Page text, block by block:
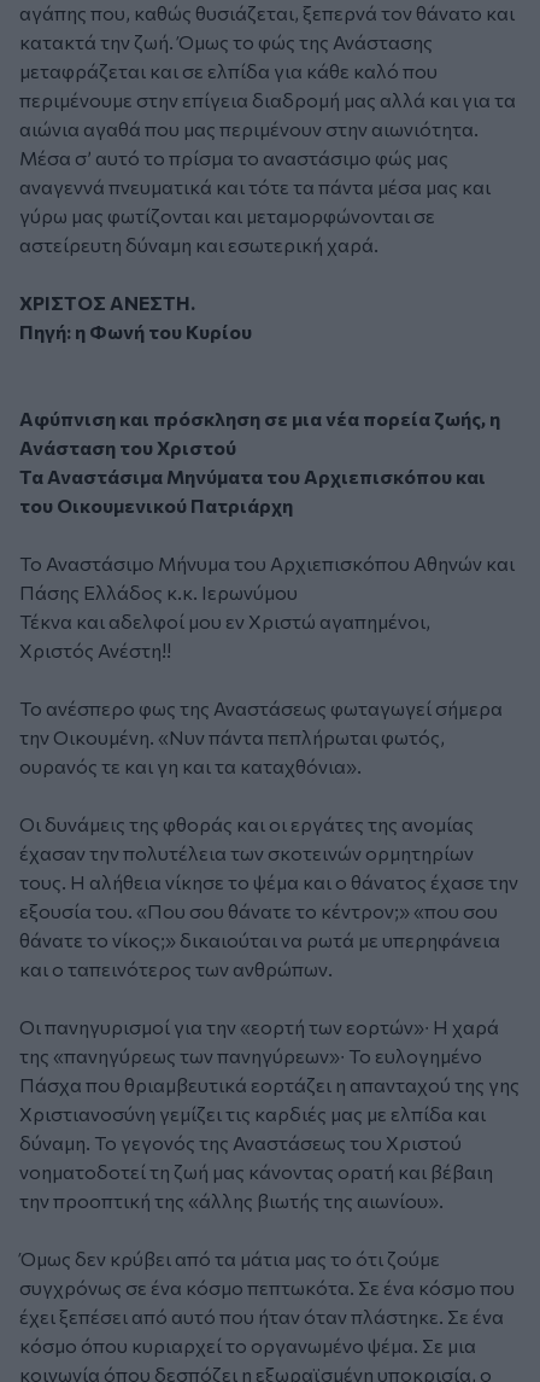
αγάπης που, καθώς θυσιάζεται, ξεπερνά τον θάνατο και
κατακτά την ζωή. Όμως το φώς της Ανάστασης
μεταφράζεται και σε ελπίδα για κάθε καλό που
περιμένουμε στην επίγεια διαδρομή μας αλλά και για τα
αιώνια αγαθά που μας περιμένουν στην αιωνιότητα.
Μέσα σ’ αυτό το πρίσμα το αναστάσιμο φώς μας
αναγεννά πνευματικά και τότε τα πάντα μέσα μας και
γύρω μας φωτίζονται και μεταμορφώνονται σε
αστείρευτη δύναμη και εσωτερική χαρά.
ΧΡΙΣΤΟΣ ΑΝΕΣΤΗ.
Πηγή: η Φωνή του Κυρίου
Αφύπνιση και πρόσκληση σε μια νέα πορεία ζωής, η
Ανάσταση του Χριστού
Τα Αναστάσιμα Μηνύματα του Αρχιεπισκόπου και
του Οικουμενικού Πατριάρχη
Το Αναστάσιμο Μήνυμα του Αρχιεπισκόπου Αθηνών και
Πάσης Ελλάδος κ.κ. Ιερωνύμου
Τέκνα και αδελφοί μου εν Χριστώ αγαπημένοι,
Χριστός Ανέστη!!
Το ανέσπερο φως της Αναστάσεως φωταγωγεί σήμερα
την Οικουμένη. «Νυν πάντα πεπλήρωται φωτός,
ουρανός τε και γη και τα καταχθόνια».
Οι δυνάμεις της φθοράς και οι εργάτες της ανομίας
έχασαν την πολυτέλεια των σκοτεινών ορμητηρίων
τους. Η αλήθεια νίκησε το ψέμα και ο θάνατος έχασε την
εξουσία του. «Που σου θάνατε το κέντρον;» «που σου
θάνατε το νίκος;» δικαιούται να ρωτά με υπερηφάνεια
και ο ταπεινότερος των ανθρώπων.
Οι πανηγυρισμοί για την «εορτή των εορτών»∙ Η χαρά
της «πανηγύρεως των πανηγύρεων»∙ Το ευλογημένο
Πάσχα που θριαμβευτικά εορτάζει η απανταχού της γης
Χριστιανοσύνη γεμίζει τις καρδιές μας με ελπίδα και
δύναμη. Το γεγονός της Αναστάσεως του Χριστού
νοηματοδοτεί τη ζωή μας κάνοντας ορατή και βέβαιη
την προοπτική της «άλλης βιωτής της αιωνίου».
Όμως δεν κρύβει από τα μάτια μας το ότι ζούμε
συγχρόνως σε ένα κόσμο πεπτωκότα. Σε ένα κόσμο που
έχει ξεπέσει από αυτό που ήταν όταν πλάστηκε. Σε ένα
κόσμο όπου κυριαρχεί το οργανωμένο ψέμα. Σε μια
κοινωνία όπου δεσπόζει η εξωραϊσμένη υποκρισία, ο